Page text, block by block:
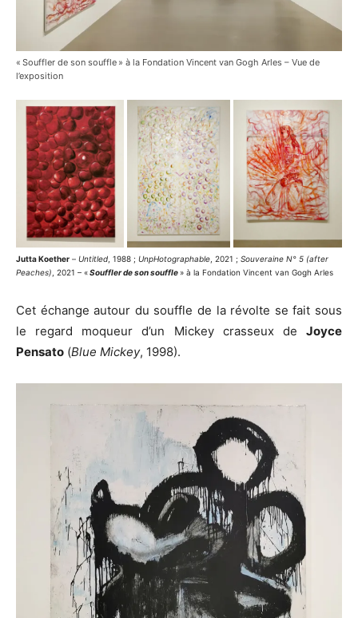
« Souffler de son souffle » à la Fondation Vincent van Gogh Arles – Vue de
l’exposition
Jutta Koether – Untitled , 1988 ; UnpHotographable , 2021 ; Souveraine N° 5 (after
Peaches) , 2021 – «Souffler de son souffle » à la Fondation Vincent van Gogh Arles
Cet échange autour du souffle de la révolte se fait sous
le regard moqueur d’un Mickey crasseux de Joyce
Pensato (Blue Mickey, 1998).